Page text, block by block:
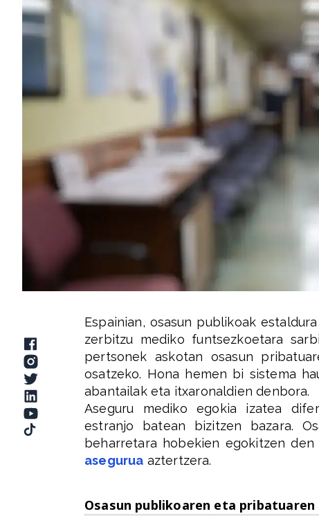
Espainian, osasun publikoak
zerbitzu mediko funtsezkoetara
pertsonek askotan osasun
osatzeko. Hona hemen bi sistema
abantailak eta itxaronaldien denbora.
Aseguru mediko egokia izatea
estranjo batean bizitzen bazara.
beharretara hobekien egokitzen
asegurua aztertzera.
Osasun publikoaren eta